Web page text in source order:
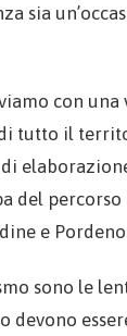
sia
con
tutto il
di
del
e
sono le
devono